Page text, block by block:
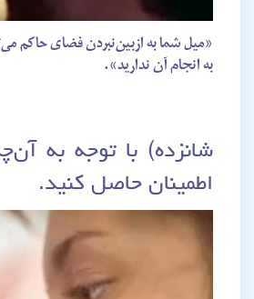
«میل شما به ازبین‌نبردن فضای حاکم
به انجام آن ندارید».
شانزده) با توجه به
اطمینان حاصل کنید.